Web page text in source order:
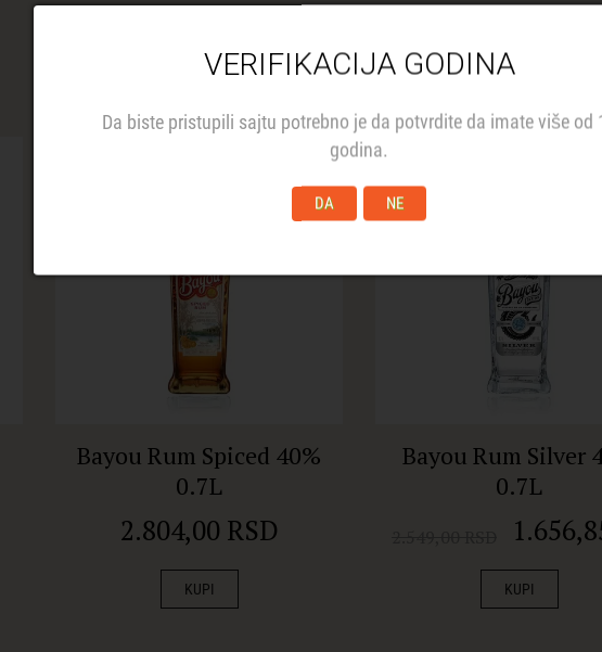
VERIFIKACIJA GODINA
Da biste pristupili sajtu potrebno je da potvrdite da imate više od
godina.
DA NE
Slični proizvodi
Bayou Rum Spiced 40%
0.7L
2.804,00 RSD
KUPI
Bayou Rum Silver
0.7L
KUPI